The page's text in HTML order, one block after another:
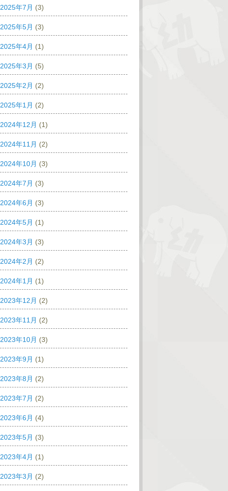
2025年7月 (3)
2025年5月 (3)
2025年4月 (1)
2025年3月 (5)
2025年2月 (2)
2025年1月 (2)
2024年12月 (1)
2024年11月 (2)
2024年10月 (3)
2024年7月 (3)
2024年6月 (3)
2024年5月 (1)
2024年3月 (3)
2024年2月 (2)
2024年1月 (1)
2023年12月 (2)
2023年11月 (2)
2023年10月 (3)
2023年9月 (1)
2023年8月 (2)
2023年7月 (2)
2023年6月 (4)
2023年5月 (3)
2023年4月 (1)
2023年3月 (2)